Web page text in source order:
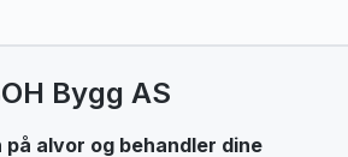
Bygg AS
alvor og behandler dine